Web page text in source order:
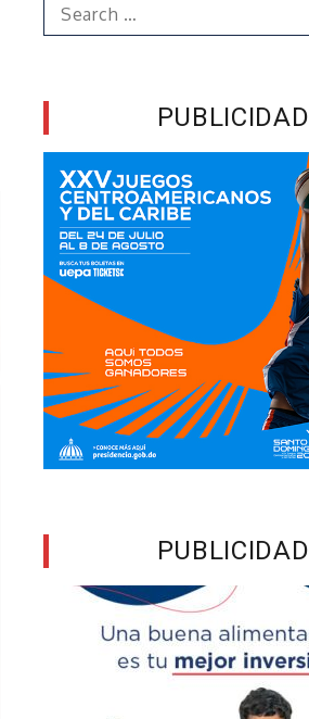
for:
PUBLICIDAD
PUBLICIDAD